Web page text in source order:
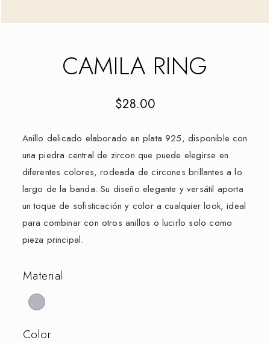
CAMILA RING
$28.00
Anillo delicado elaborado en plata 925, disponible con
una piedra central de zircon que puede elegirse en
diferentes colores, rodeada de circones brillantes a lo
largo de la banda. Su diseño elegante y versátil aporta
un toque de sofisticación y color a cualquier look, ideal
para combinar con otros anillos o lucirlo solo como
pieza principal.
Material
Color